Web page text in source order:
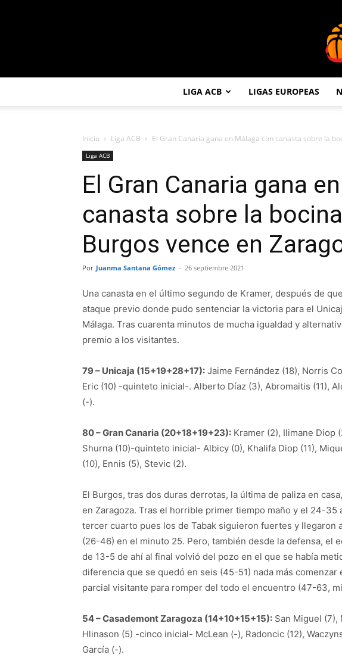
LIGA ACB LIGAS EUROPEAS
Inicio Liga ACB El Gran Canaria gana en Málaga con canasta sobre la
Liga ACB
El Gran Canaria gana
canasta sobre la
Burgos vence en
Por Juanma Santana Gómez - 26 septiembre 2021
Una canasta en el último segundo de Kramer, después de
ataque previo donde pudo sentenciar la victoria para el
Málaga. Tras cuarenta minutos de mucha igualdad y
premio a los visitantes.
79 – Unicaja (15+19+28+17): Jaime Fernández (18), Norris
Eric (10) -quinteto inicial-. Alberto Díaz (3), Abromaitis (11),
(-).
80 – Gran Canaria (20+18+19+23): Kramer (2), Ilimane Diop
Shurna (10)-quinteto inicial- Albicy (0), Khalifa Diop (11),
(10), Ennis (5), Stevic (2).
El Burgos, tras dos duras derrotas, la última de paliza en
en Zaragoza. Tras el horrible primer tiempo maño y el 24-35
tercer cuarto pues los de Tabak siguieron fuertes y llegaron
(26-46) en el minuto 25. Pero, también desde la defensa, el
de 13-5 de ahí al final volvió del pozo en el que se había
diferencia que se quedó en seis (45-51) nada más
parcial visitante para romper del todo el encuentro (47-63,
54 – Casademont Zaragoza (14+10+15+15): San Miguel (7),
Hlinason (5) -cinco inicial- McLean (-), Radoncic (12),
García (-).